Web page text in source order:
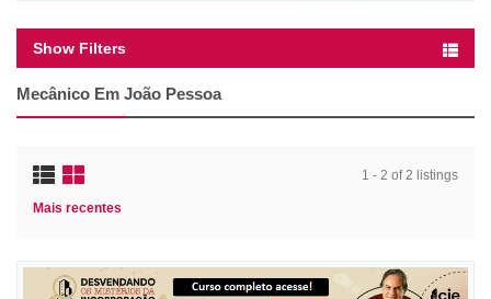
Show Filters
Mecânico Em João Pessoa
1 - 2 of 2 listings
Mais recentes